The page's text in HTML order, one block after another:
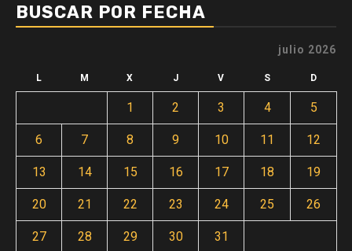
BUSCAR POR FECHA
julio 2026
L M X J V S D
1 2 3 4 5
6 7 8 9 10 11 12
13 14 15 16 17 18 19
20 21 22 23 24 25 26
27 28 29 30 31